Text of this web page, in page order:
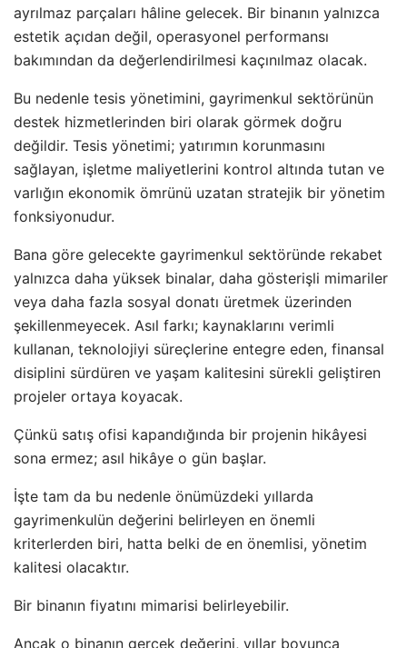
ayrılmaz parçaları hâline gelecek. Bir binanın yalnızca
estetik açıdan değil, operasyonel performansı
bakımından da değerlendirilmesi kaçınılmaz olacak.
Bu nedenle tesis yönetimini, gayrimenkul sektörünün
destek hizmetlerinden biri olarak görmek doğru
değildir. Tesis yönetimi; yatırımın korunmasını
sağlayan, işletme maliyetlerini kontrol altında tutan ve
varlığın ekonomik ömrünü uzatan stratejik bir yönetim
fonksiyonudur.
Bana göre gelecekte gayrimenkul sektöründe rekabet
yalnızca daha yüksek binalar, daha gösterişli mimariler
veya daha fazla sosyal donatı üretmek üzerinden
şekillenmeyecek. Asıl farkı; kaynaklarını verimli
kullanan, teknolojiyi süreçlerine entegre eden, finansal
disiplini sürdüren ve yaşam kalitesini sürekli geliştiren
projeler ortaya koyacak.
Çünkü satış ofisi kapandığında bir projenin hikâyesi
sona ermez; asıl hikâye o gün başlar.
İşte tam da bu nedenle önümüzdeki yıllarda
gayrimenkulün değerini belirleyen en önemli
kriterlerden biri, hatta belki de en önemlisi, yönetim
kalitesi olacaktır.
Bir binanın fiyatını mimarisi belirleyebilir.
Ancak o binanın gerçek değerini, yıllar boyunca